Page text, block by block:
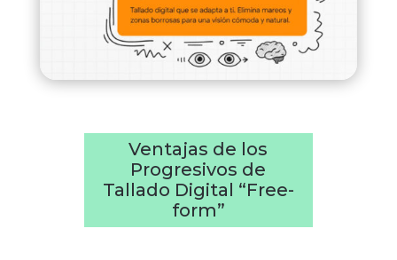
Ventajas de los
Progresivos de
Tallado Digital “Free-
form”